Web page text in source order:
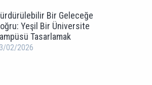
Bir Geleceğe
Yeşil Bir Üniversite
Tasarlamak
02/2026